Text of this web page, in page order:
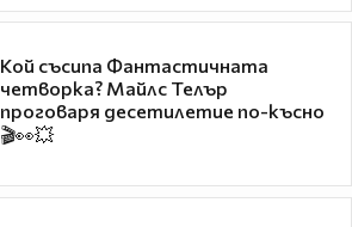
Кой съсипа Фантастичната
четворка? Майлс Телър
проговаря десетилетие по-късно
🎬👀💥